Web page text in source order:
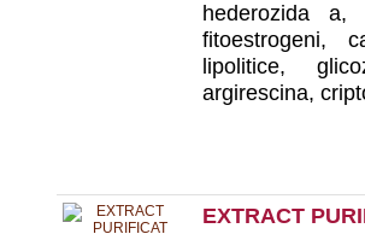
hederozida
fitoestrogeni,
lipolitice,
argirescina,
EXTRACT